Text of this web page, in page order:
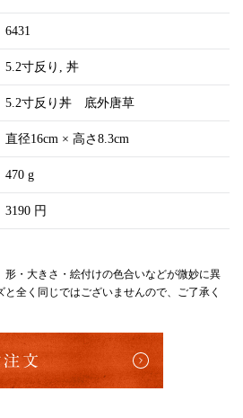
6431
5.2寸反り 丼
5.2寸反り丼 底外唐草
直径16cm × 高さ8.3cm
470 g
3190 円
・大きさ・絵付けの色合いなどが微妙に異
全く同じではございませんので、ご了承く
注文